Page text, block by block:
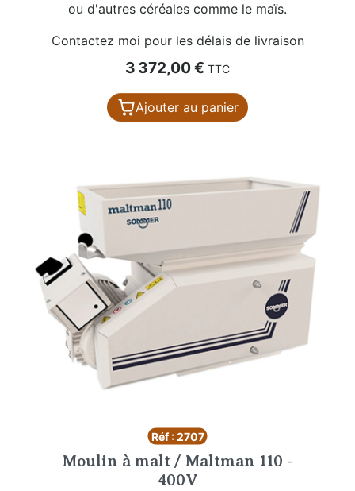
ou d'autres céréales comme le maïs.
Contactez moi pour les délais de livraison
Prix
3 372,00 € TTC
Ajouter au panier
Réf : 2707
Moulin à malt / Maltman 110 -
400V